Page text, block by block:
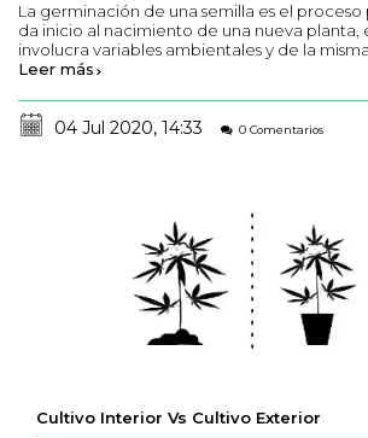
La germinación de una semilla es el proceso
da inicio al nacimiento de una nueva planta,
involucra variables ambientales y de la
Leer más
04 Jul 2020, 14:33 0 Comentarios
Cultivo Interior Vs Cultivo Exterior